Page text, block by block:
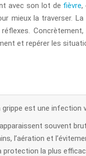
avec son lot de fièvre,
mieux la traverser. La
et repérer les
grippe est une infection
souvent
l’aération et
protection la plus